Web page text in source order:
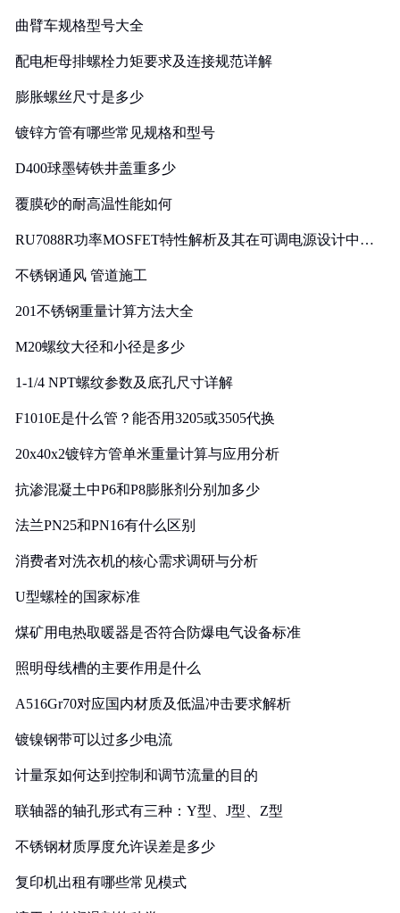
曲臂车规格型号大全
配电柜母排螺栓力矩要求及连接规范详解
膨胀螺丝尺寸是多少
镀锌方管有哪些常见规格和型号
D400球墨铸铁井盖重多少
覆膜砂的耐高温性能如何
RU7088R功率MOSFET特性解析及其在可调电源设计中的
不锈钢通风 管道施工
201不锈钢重量计算方法大全
M20螺纹大径和小径是多少
1-1/4 NPT螺纹参数及底孔尺寸详解
F1010E是什么管？能否用3205或3505代换
20x40x2镀锌方管单米重量计算与应用分析
抗渗混凝土中P6和P8膨胀剂分别加多少
法兰PN25和PN16有什么区别
消费者对洗衣机的核心需求调研与分析
U型螺栓的国家标准
煤矿用电热取暖器是否符合防爆电气设备标准
照明母线槽的主要作用是什么
A516Gr70对应国内材质及低温冲击要求解析
镀镍钢带可以过多少电流
计量泵如何达到控制和调节流量的目的
联轴器的轴孔形式有三种：Y型、J型、Z型
不锈钢材质厚度允许误差是多少
复印机出租有哪些常见模式